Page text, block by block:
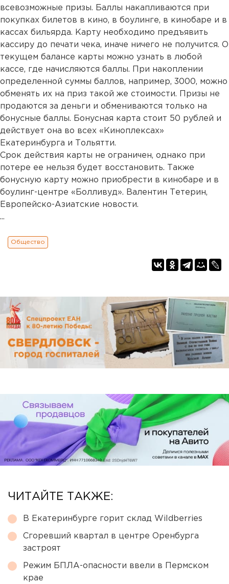
всевозможные призы. Баллы накапливаются при
покупках билетов в кино, в боулинге, в кинобаре и в
кассах бильярда. Карту необходимо предъявить
кассиру до печати чека, иначе ничего не получится. О
текущем балансе карты можно узнать в любой
кассе, где начисляются баллы. При накоплении
определенной суммы баллов, например, 3000, можно
обменять их на приз такой же стоимости. Призы не
продаются за деньги и обмениваются только на
бонусные баллы. Бонусная карта стоит 50 рублей и
действует она во всех «Киноплексах»
Екатеринбурга и Тольятти.
Срок действия карты не ограничен, однако при
потере ее нельзя будет восстановить. Также
бонусную карту можно приобрести в кинобаре и в
боулинг-центре «Болливуд». Валентин Тетерин,
Европейско-Азиатские новости.
...
Общество
ЧИТАЙТЕ ТАКЖЕ:
В Екатеринбурге горит склад Wildberries
Сгоревший квартал в центре Оренбурга
застроят
Режим БПЛА-опасности ввели в Пермском
крае